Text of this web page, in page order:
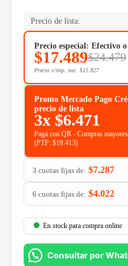
Precio de lista:
Precio especial: Efectivo
$17.489$24.479
Precio s/imp. nac. $15.827
Promo Mercado Pago
precio de lista
3x $6.471
Pagá con QR - Compras
(PTF: $19.413)
3 cuotas fijas de: $7.287
6 cuotas fijas de: $4.022
En stock para compra online
Consultar por